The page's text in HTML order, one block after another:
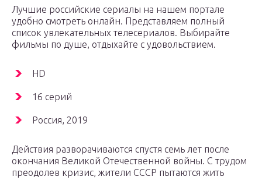
Лучшие российские сериалы на нашем портале
удобно смотреть онлайн. Представляем полный
список увлекательных телесериалов. Выбирайте
фильмы по душе, отдыхайте с удовольствием.
HD
16 серий
Россия, 2019
Действия разворачиваются спустя семь лет после
окончания Великой Отечественной войны. С трудом
преодолев кризис, жители СССР пытаются жить